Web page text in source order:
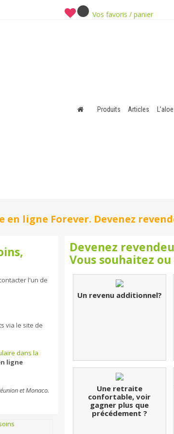
Vos favoris / panier
Produits Articles
ligne Forever. Devenez
l'un de
via le site de
dans la
ligne
et Monaco.
Devenez
Vous souhaitez
Un revenu additionnel?
Une retraite
confortable, voir
gagner plus que
précédement ?